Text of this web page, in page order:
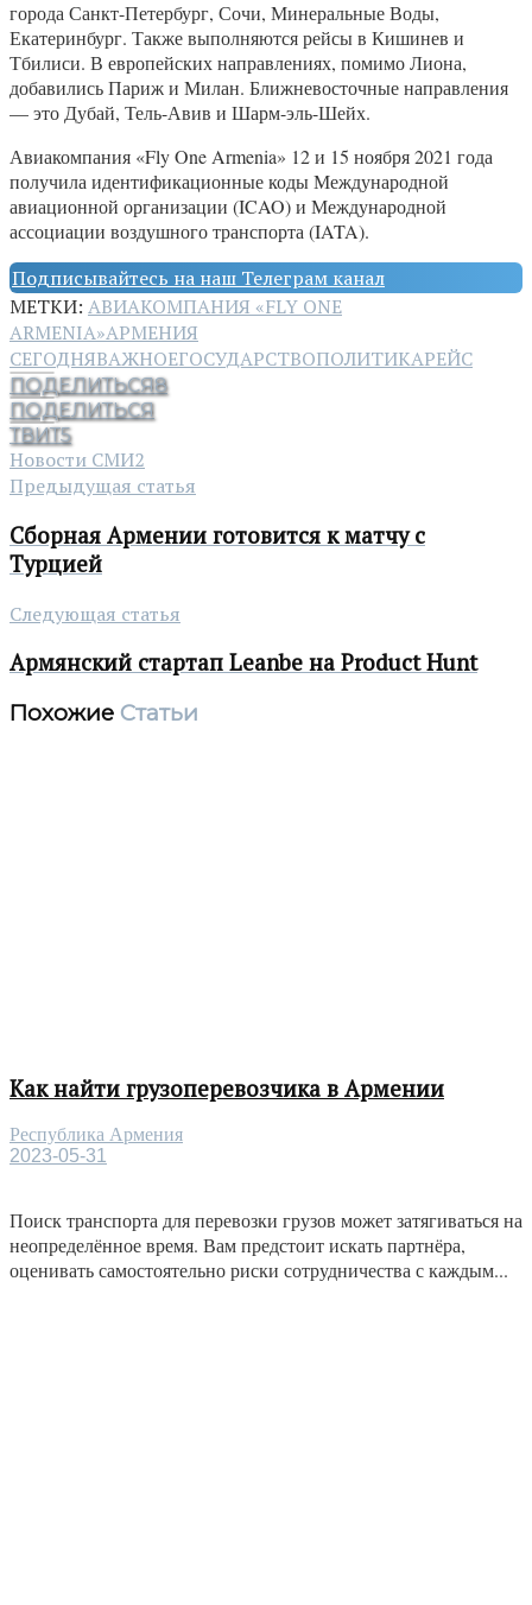
города Санкт-Петербург, Сочи, Минеральные Воды,
Екатеринбург. Также выполняются рейсы в Кишинев и
Тбилиси. В европейских направлениях, помимо Лиона,
добавились Париж и Милан. Ближневосточные направления
— это Дубай, Тель-Авив и Шарм-эль-Шейх.
Авиакомпания «Fly One Armenia» 12 и 15 ноября 2021 года
получила идентификационные коды Международной
авиационной организации (ICAO) и Международной
ассоциации воздушного транспорта (IATA).
Подписывайтесь на наш Телеграм канал
МЕТКИ: АВИАКОМПАНИЯ «FLY ONE
ARMENIA»АРМЕНИЯ
СЕГОДНЯВАЖНОЕГОСУДАРСТВОПОЛИТИКАРЕЙС
ПОДЕЛИТЬСЯ8
ПОДЕЛИТЬСЯ
ТВИТ5
Новости СМИ2
Предыдущая статья
Сборная Армении готовится к матчу с
Турцией
Следующая статья
Армянский стартап Leanbe на Product Hunt
Похожие Статьи
Как найти грузоперевозчика в Армении
Республика Армения
2023-05-31
Поиск транспорта для перевозки грузов может затягиваться на
неопределённое время. Вам предстоит искать партнёра,
оценивать самостоятельно риски сотрудничества с каждым...